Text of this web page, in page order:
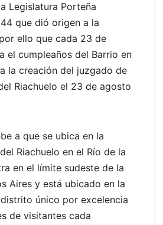
Legislatura Porteña
que dió origen a la
ello que cada 23 de
el cumpleaños del Barrio en
la creación del juzgado de
Riachuelo el 23 de agosto
a que se ubica en la
Riachuelo en el Río de la
en el límite sudeste de la
Aires y está ubicado en la
único por excelencia
de visitantes cada